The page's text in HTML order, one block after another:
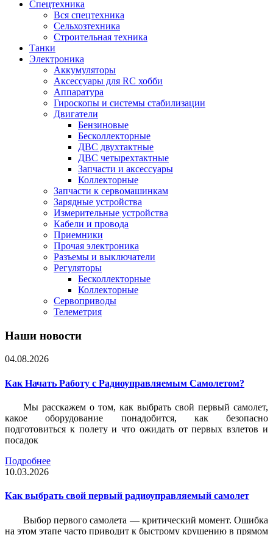
Спецтехника
Вся спецтехника
Сельхозтехника
Строительная техника
Танки
Электроника
Аккумуляторы
Аксессуары для RC хобби
Аппаратура
Гироскопы и системы стабилизации
Двигатели
Бензиновые
Бесколлекторные
ДВС двухтактные
ДВС четырехтактные
Запчасти и аксессуары
Коллекторные
Запчасти к сервомашинкам
Зарядные устройства
Измерительные устройства
Кабели и провода
Приемники
Прочая электроника
Разъемы и выключатели
Регуляторы
Бесколлекторные
Коллекторные
Сервоприводы
Телеметрия
Наши новости
04.08.2026
Как Начать Работу с Радиоуправляемым Самолетом?
Мы расскажем о том, как выбрать свой первый самолет,
какое оборудование понадобится, как безопасно
подготовиться к полету и что ожидать от первых взлетов и
посадок
Подробнее
10.03.2026
Как выбрать свой первый радиоуправляемый самолет
Выбор первого самолета — критический момент. Ошибка
на этом этапе часто приводит к быстрому крушению в прямом